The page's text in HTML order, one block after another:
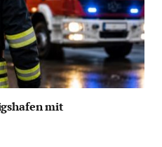
mit